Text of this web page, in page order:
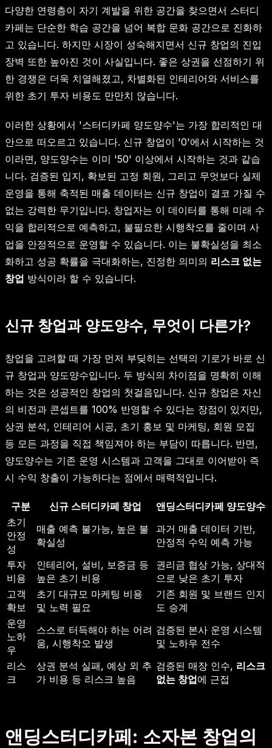
다양한 연령층이 자기 계발을 위한 공간을 찾으면서 스터디
카페는 단순한 학습 공간을 넘어 복합 문화 공간으로 진화하
고 있습니다. 하지만 시장이 성숙해지면서 신규 창업의 진입
장벽 또한 높아진 것이 사실입니다. 좋은 상권을 선점하기 위
한 경쟁은 더욱 치열해졌고, 차별화된 인테리어와 서비스를
위한 초기 투자 비용도 만만치 않습니다.
이러한 상황에서 '스터디카페 양도양수'는 가장 합리적인 대
안으로 떠오르고 있습니다. 신규 창업이 '0'에서 시작하는 것
이라면, 양도양수는 이미 '50' 이상에서 시작하는 것과 같습
니다. 검증된 입지, 확보된 고정 회원, 그리고 무엇보다 실제
운영을 통해 축적된 매출 데이터는 신규 창업이 결코 가질 수
없는 강력한 무기입니다. 창업자는 이 데이터를 통해 미래 수
익을 합리적으로 예측하고, 불필요한 시행착오를 줄이며 사
업을 안정적으로 운영할 수 있습니다. 이는 불확실성을 최소
화하고 성공 확률을 극대화하는, 진정한 의미의 리스크 없는
창업 방식이라 할 수 있습니다.
신규 창업과 양도양수, 무엇이 다른가?
창업을 고려할 때 가장 먼저 부딪히는 선택의 기로가 바로 신
규 창업과 양도양수입니다. 두 방식의 차이점을 명확히 이해
하는 것은 성공적인 창업의 첫걸음입니다. 신규 창업은 자신
의 비전과 콘셉트를 100% 반영할 수 있다는 장점이 있지만,
상권 분석, 인테리어 시공, 초기 홍보 및 마케팅, 회원 모집
등 모든 과정을 직접 책임져야 하는 부담이 따릅니다. 반면,
양도양수는 기존 운영 시스템과 고객을 그대로 이어받아 즉
시 수익 창출이 가능하다는 점에서 매력적입니다.
구분 신규 스터디카페 창업
앤딩스터디카페 양도양수
초기
안정
성
매출 예측 불가능, 높은 불
확실성
과거 매출 데이터 기반,
안정적 수익 예측 가능
투자
비용
인테리어, 설비, 보증금 등
높은 초기 비용
권리금 협상 가능, 상대적
으로 낮은 초기 투자
고객
확보
초기 대규모 마케팅 비용
및 노력 필요
기존 회원 및 브랜드 인지
도 승계
운영
노하
우
스스로 터득해야 하는 어려
움, 시행착오 발생
검증된 본사 운영 시스템
및 노하우 전수
리스
크
상권 분석 실패, 예상 외 추
가 비용 등 리스크 높음
검증된 매장 인수, 리스크
없는 창업에 근접
앤딩스터디카페: 소자본 창업의